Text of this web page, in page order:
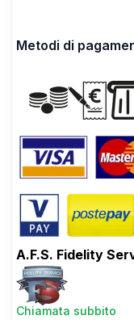
Metodi di
A.F.S. Fidelity
Chiamata subbito